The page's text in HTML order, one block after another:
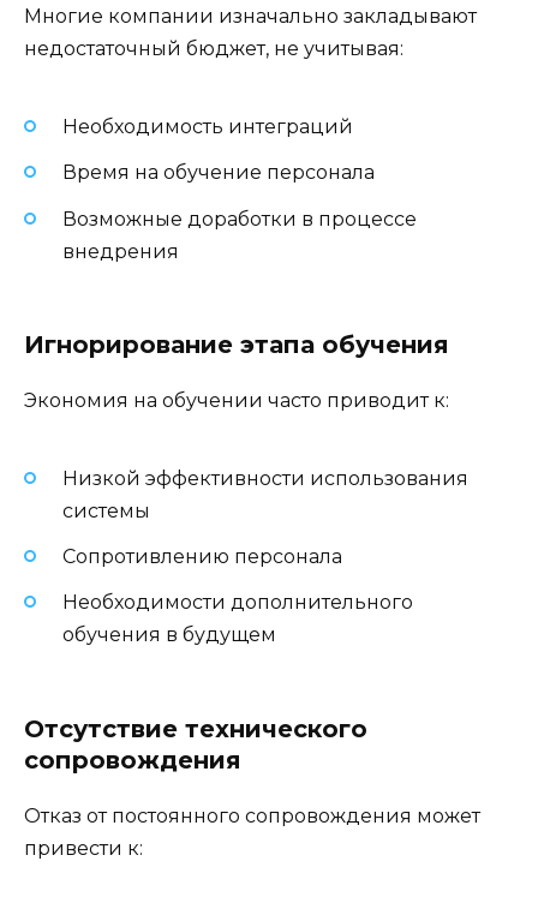
Многие компании изначально закладывают
недостаточный бюджет, не учитывая:
Необходимость интеграций
Время на обучение персонала
Возможные доработки в процессе
внедрения
Игнорирование этапа обучения
Экономия на обучении часто приводит к:
Низкой эффективности использования
системы
Сопротивлению персонала
Необходимости дополнительного
обучения в будущем
Отсутствие технического
сопровождения
Отказ от постоянного сопровождения может
привести к: